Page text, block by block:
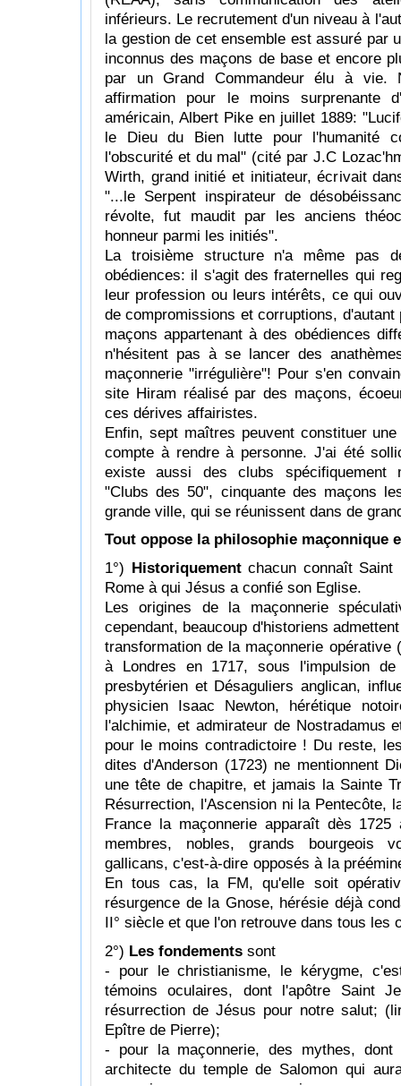
inférieurs. Le recrutement d'un niveau à
la gestion de cet ensemble est assuré par
inconnus des maçons de base et encore
par un Grand Commandeur élu à vie.
affirmation pour le moins surprenante
américain, Albert Pike en juillet 1889:
le Dieu du Bien lutte pour l'humanité
l'obscurité et du mal" (cité par J.C
Wirth, grand initié et initiateur, écrivait
"...le Serpent inspirateur de
révolte, fut maudit par les anciens
honneur parmi les initiés".
La troisième structure n'a même pas
obédiences: il s'agit des fraternelles qui
leur profession ou leurs intérêts, ce qui
de compromissions et corruptions,
maçons appartenant à des obédiences
n'hésitent pas à se lancer des
maçonnerie "irrégulière"! Pour s'en
site Hiram réalisé par des maçons,
ces dérives affairistes.
Enfin, sept maîtres peuvent constituer
compte à rendre à personne. J'ai été
existe aussi des clubs spécifiquement
"Clubs des 50", cinquante des maçons
grande ville, qui se réunissent dans de
Tout oppose la philosophie maçonnique
1°) Historiquementchacun connaît Saint
Rome à qui Jésus a confié son Eglise.
Les origines de la maçonnerie
cependant, beaucoup d'historiens
transformation de la maçonnerie opérative
à Londres en 1717, sous l'impulsion de
presbytérien et Désaguliers anglican,
physicien Isaac Newton, hérétique
l'alchimie, et admirateur de Nostradamus
pour le moins contradictoire ! Du reste,
dites d'Anderson (1723) ne mentionnent
une tête de chapitre, et jamais la Sainte
Résurrection, l'Ascension ni la Pentecôte,
France la maçonnerie apparaît dès
membres, nobles, grands bourgeois
gallicans, c'est-à-dire opposés à la
En tous cas, la FM, qu'elle soit
résurgence de la Gnose, hérésie déjà
II° siècle et que l'on retrouve dans tous les
2°) Les fondements sont
- pour le christianisme, le kérygme,
témoins oculaires, dont l'apôtre Saint
résurrection de Jésus pour notre salut;
Epître de Pierre);
- pour la maçonnerie, des mythes, dont
architecte du temple de Salomon qui